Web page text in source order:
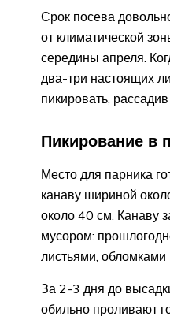
Срок посева
от климатической
середины апреля.
два-три настоящих
пикировать,
Пикирование в
Место для парника
канаву шириной
около 40 см. Канаву
мусором:
листьями, обломками
За 2-3 дня до
обильно проливают